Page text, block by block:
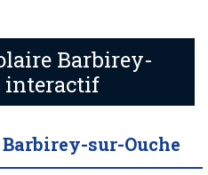
Barbirey-
interactif
sur-Ouche